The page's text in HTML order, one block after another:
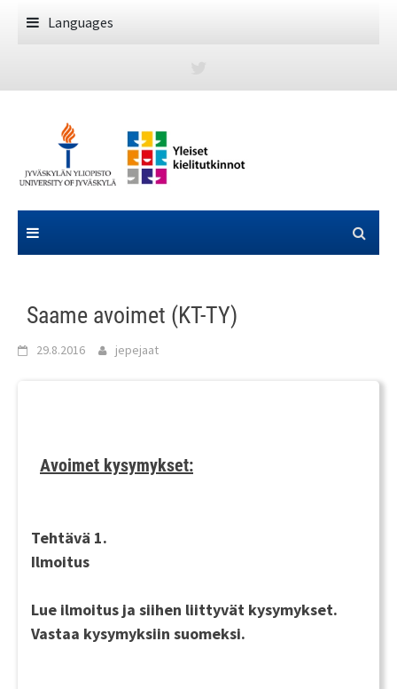
Languages
Saame avoimet (KT-TY)
29.8.2016 jepejaat
Avoimet kysymykset:
Tehtävä 1.
Ilmoitus
Lue ilmoitus ja siihen liittyvät kysymykset.
Vastaa kysymyksiin suomeksi.